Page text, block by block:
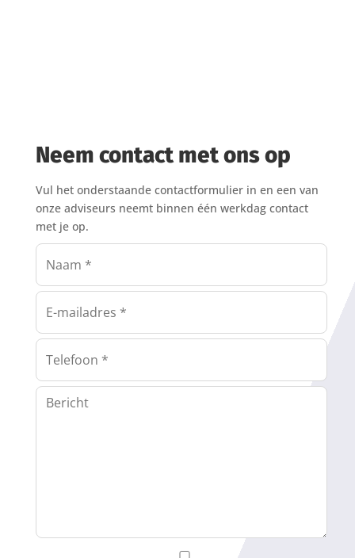
Neem contact met ons op
Vul het onderstaande contactformulier in en een van
onze adviseurs neemt binnen één werkdag contact
met je op.
Naam
(Vereist)
E-
mailadres
(Vereist)
Telefoon
(Vereist)
Bericht